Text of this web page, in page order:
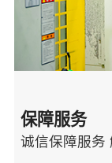
保障服务
诚信保障服务